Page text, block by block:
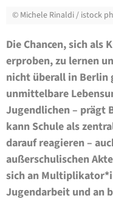
© Michele Rinaldi / istock
Die Chancen, sich als
erproben, zu lernen
nicht überall in Berlin
unmittelbare
Jugendlichen – prägt
kann Schule als
darauf reagieren –
außerschulischen
sich an
Jugendarbeit und an